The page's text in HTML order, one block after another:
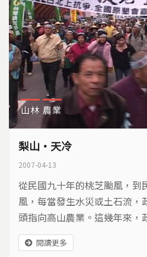
山林 農業
梨山‧天冷
2007-04-13
從民國九十年的桃芝颱風，到
風，每當發生水災或土石流，
頭指向高山農業。這幾年來，
育」政策，首當其衝的就是在
民。今年一月，上千名墾農集
閱讀更多